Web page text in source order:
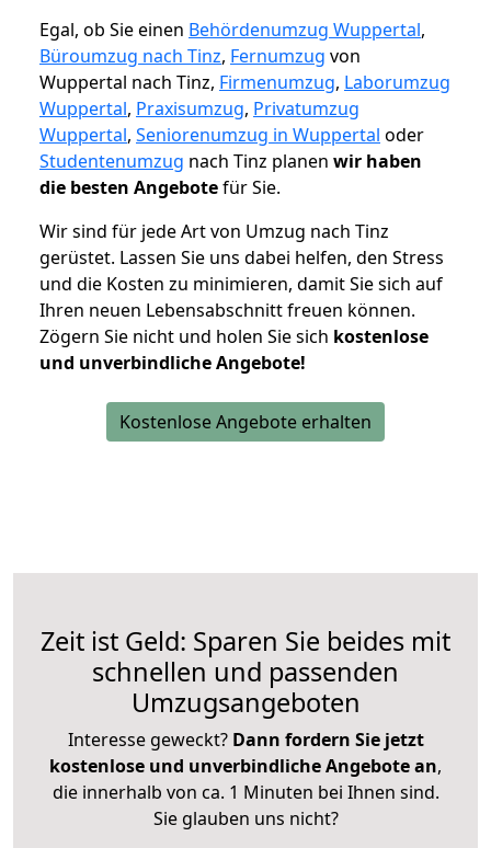
Egal, ob Sie einen Behördenumzug Wuppertal,
Büroumzug nach Tinz, Fernumzug von
Wuppertal nach Tinz, Firmenumzug, Laborumzug
Wuppertal, Praxisumzug, Privatumzug
Wuppertal, Seniorenumzug in Wuppertal oder
Studentenumzug nach Tinz planen wir haben
die besten Angebotefür Sie.
Wir sind für jede Art von Umzug nach Tinz
gerüstet. Lassen Sie uns dabei helfen, den Stress
und die Kosten zu minimieren, damit Sie sich auf
Ihren neuen Lebensabschnitt freuen können.
Zögern Sie nicht und holen Sie sich kostenlose
und unverbindliche Angebote!
Kostenlose Angebote erhalten
Zeit ist Geld: Sparen Sie beides mit
schnellen und passenden
Umzugsangeboten
Interesse geweckt? Dann fordern Sie jetzt
kostenlose und unverbindliche Angebote an,
die innerhalb von ca. 1 Minuten bei Ihnen sind.
Sie glauben uns nicht?